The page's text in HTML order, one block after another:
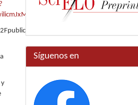
y
Síguenos en